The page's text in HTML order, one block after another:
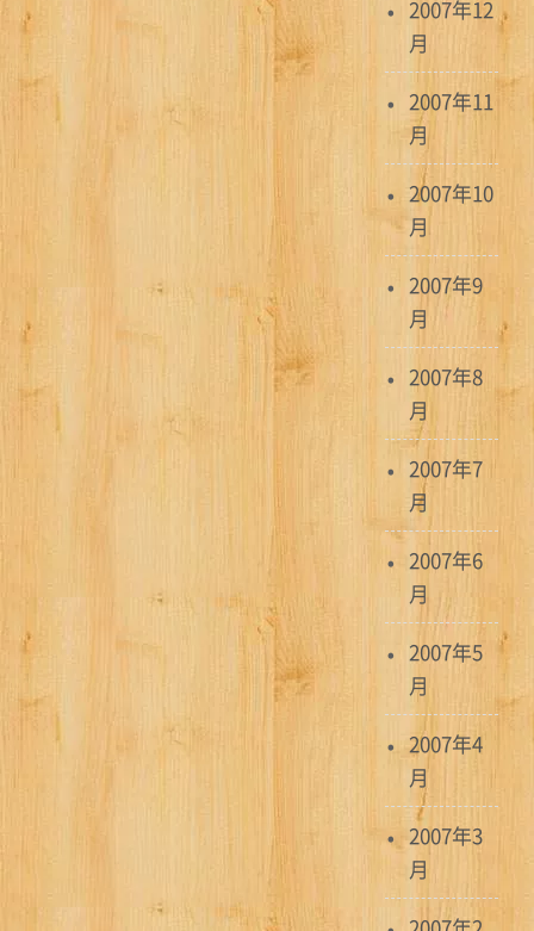
2007年12
月
2007年11
月
2007年10
月
2007年9
月
2007年8
月
2007年7
月
2007年6
月
2007年5
月
2007年4
月
2007年3
月